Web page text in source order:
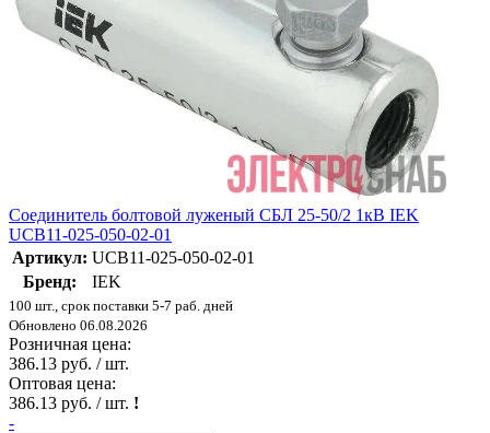
Соединитель болтовой луженый СБЛ 25-50/2 1кВ IEK
UCB11-025-050-02-01
Артикул: UCB11-025-050-02-01
Бренд:
IEK
100 шт., срок поставки 5-7 раб. дней
Обновлено 06.08.2026
Розничная цена:
386.13 руб. / шт.
Оптовая цена:
386.13 руб. / шт. !
-